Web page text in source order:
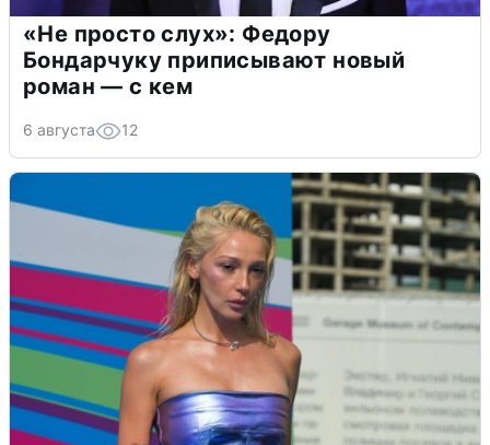
«Не просто слух»: Федору
Бондарчуку приписывают новый
роман — с кем
6 августа 12